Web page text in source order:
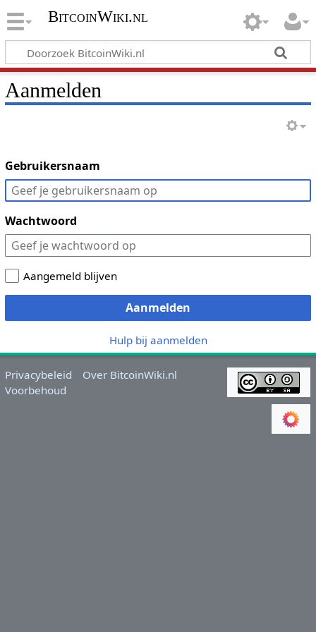
BitcoinWiki.nl
Aanmelden
Gebruikersnaam
Wachtwoord
Aangemeld blijven
Aanmelden
Hulp bij aanmelden
Privacybeleid
Over BitcoinWiki.nl
Voorbehoud